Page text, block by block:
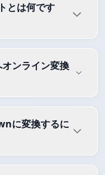
とは何です
ンライン変換
に変換するに